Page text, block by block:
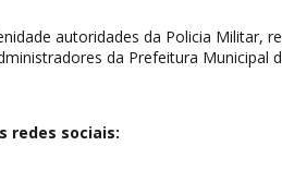
autoridades da Policia Militar,
da Prefeitura Municipal
redes sociais: